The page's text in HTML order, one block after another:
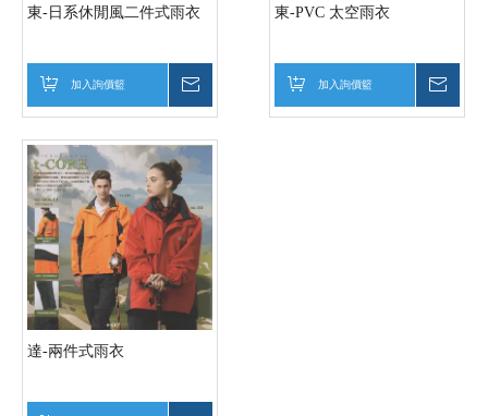
東-日系休閒風二件式雨衣
加入詢價籃
東-PVC 太空雨衣
加入詢價籃
達-兩件式雨衣